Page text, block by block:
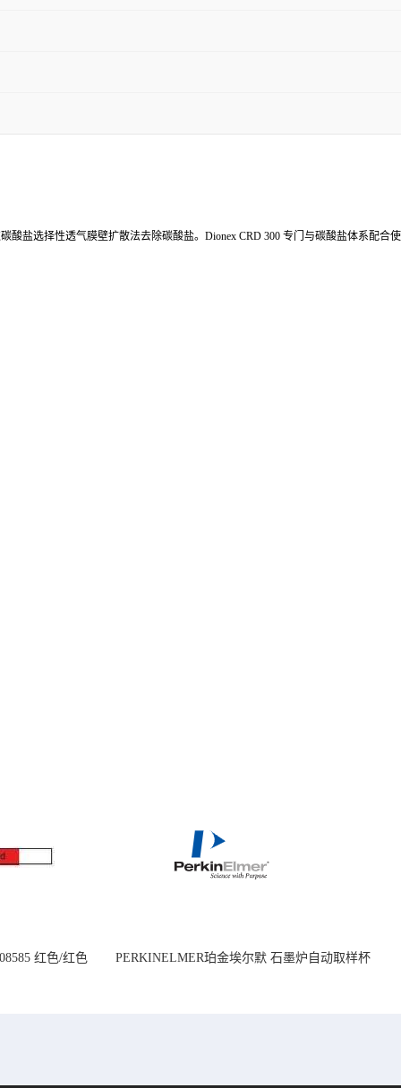
盐选择性透气膜壁扩散法去除碳酸盐。Dionex CRD 300 专门与碳酸盐体系配合使
红色/红色
PERKINELMER珀金埃尔默 石墨炉自动取样杯